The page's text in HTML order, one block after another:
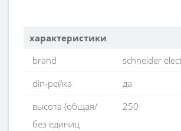
характеристики
brand
schneider
din-рейка
да
высота (общая/
без единиц
250